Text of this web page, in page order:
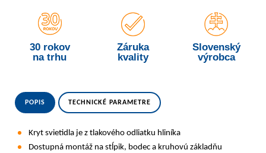
30 rokov
na trhu
Záruka
kvality
Slovenský
výrobca
POPIS TECHNICKÉ PARAMETRE
Kryt svietidla je z tlakového odliatku hliníka
Dostupná montáž na stĺpik, bodec a kruhovú základňu